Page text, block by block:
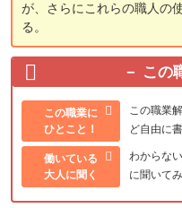
が、さらにこれらの職人の
る。
この
この職業に
ひとこと！
この職業
ど自由に
働いている
大人に聞く
わからな
に聞いて